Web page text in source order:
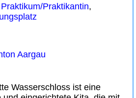
Praktikum/Praktikantin,
Aargau
Wasserschloss ist eine